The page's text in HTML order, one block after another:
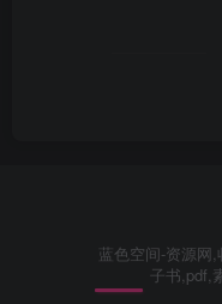
蓝色空间-资源网
子书,pdf,